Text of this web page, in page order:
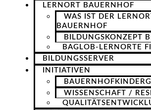
LERNORT BAUERNHOF
WAS IST DER
BAUERNHOF
BILDUNGSKONZEPT
BAGLOB-LERNORTE
BILDUNGSSERVER
INITIATIVEN
WISSENSCHAFT /